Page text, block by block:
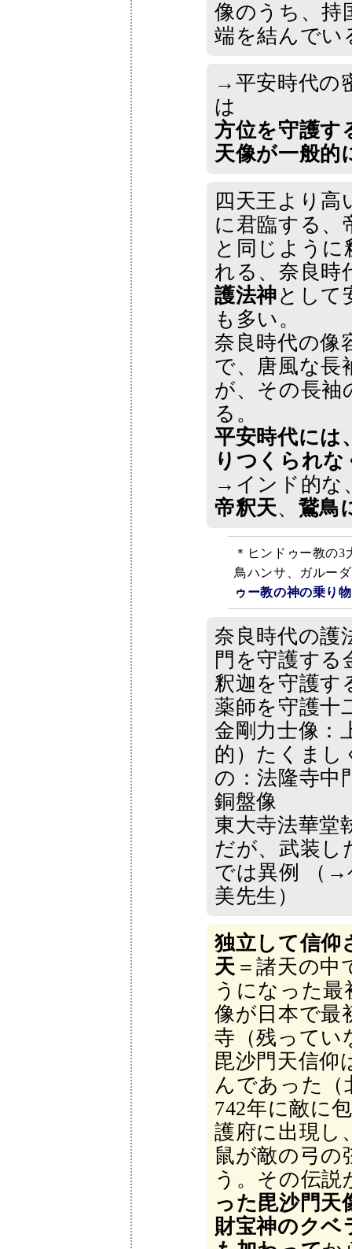
像のうち、持
端を結んでい
→平安時代の
は
方位を守護す
天像が一般的
四天王より高
に君臨する、
と同じように
れる、奈良時
護法神として
も多い。
奈良時代の像
で、唐風な長
が、その長袖
る。
平安時代には
りつくられ
→インド的な
帝釈天、 鵞鳥
＊ヒンドゥー教の
鳥ハンサ、ガルー
ゥー教の神の乗り
奈良時代の護
門を守護する
釈迦を守護す
薬師を守護十
金剛力士像：
的）たくまし
の：法隆寺中
銅盤像
東大寺法華堂
だが、武装し
では異例 （
美先生）
独立して信仰
天 ＝諸天の中
うになった最
像が日本で最
寺（残ってい
毘沙門天信仰
んであった（
742年に敵に
護府に出現し
鼠が敵の弓の
う。その伝説
った毘沙門天
財宝神のクベ